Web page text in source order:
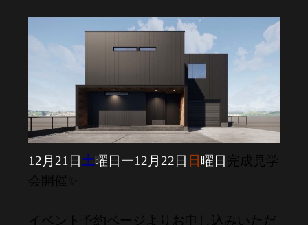
12月21日 土曜日ー12月22日 日曜日 完成見学
会開催✨
イベント予約ページよりお申し込みいただ